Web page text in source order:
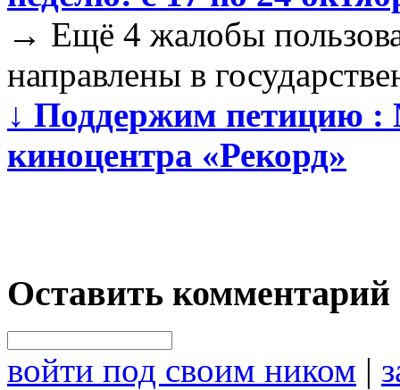
→ Ещё 4 жалобы
направлены в
↓ Поддержим петицию
киноцентра «Рекорд»
Оставить комментарий
войти под своим ником |